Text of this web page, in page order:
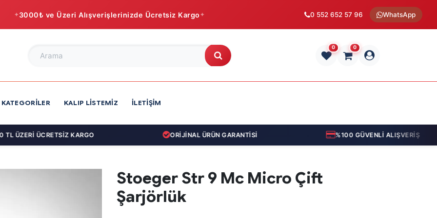
3000₺ ve Üzeri Alışverişlerinizde Ücretsiz Kargo 0 552 652 57 96 WhatsApp
0 0
KATEGORILER KALIP LISTEMIZ İLETIŞIM
ÜZERİ ÜCRETSİZ KARGO ORİJİNAL ÜRÜN GARANTİSİ %100 GÜVENLİ ALIŞVERİŞ
Stoeger Str 9 Mc Micro Çift
Şarjörlük